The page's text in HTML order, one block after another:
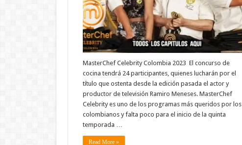
MasterChef Celebrity Colombia 2023 El concurso de
cocina tendrá 24 participantes, quienes lucharán por el
título que ostenta desde la edición pasada el actor y
productor de televisión Ramiro Meneses. MasterChef
Celebrity es uno de los programas más queridos por los
colombianos y falta poco para el inicio de la quinta
temporada …
Read More »